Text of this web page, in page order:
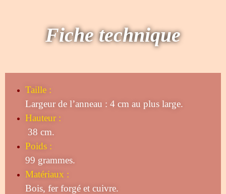
Fiche technique
Taille :
Largeur de l’anneau : 4 cm au plus large.
Hauteur :
38 cm.
Poids :
99 grammes.
Matériaux :
Bois, fer forgé et cuivre.